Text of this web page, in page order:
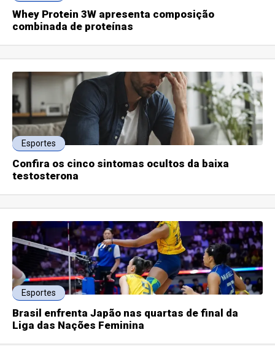
Whey Protein 3W apresenta composição
combinada de proteínas
Esportes
Confira os cinco sintomas ocultos da baixa
testosterona
Esportes
Brasil enfrenta Japão nas quartas de final da
Liga das Nações Feminina